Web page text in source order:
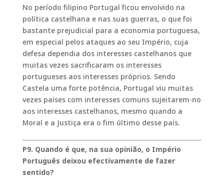
No período filipino Portugal ficou envolvido na
política castelhana e nas suas guerras, o que foi
bastante prejudicial para a economia portuguesa,
em especial pelos ataques ao seu Império, cuja
defesa dependia dos interesses castelhanos que
muitas vezes sacrificaram os interesses
portugueses aos interesses próprios. Sendo
Castela uma forte potência, Portugal viu muitas
vezes países com interesses comuns sujeitarem-no
aos interesses castelhanos, mesmo quando a
Moral e a Justiça era o fim último desse país.
P9. Quando é que, na sua opinião, o Império
Português deixou efectivamente de fazer
sentido?